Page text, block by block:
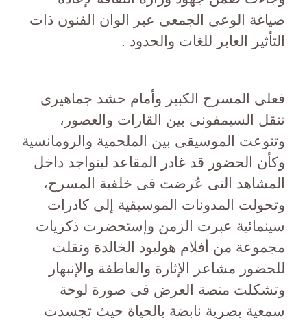
صياغة الوعى الجمعى عبر الوان الفنون ذات
التأثير العابر للغات والحدود .
فعلى المسرح الكبير وأمام حشد جماهيرى
تنقل السيمفونى بين القارات والعصور،
وتنوعت الموسيقى بين الملحمية والرومانسية
وكأن الحضور قد غادر المقاعد ليتواجد داخل
المشاهد التى عُرضت فى خلفية المسرح،
وتحولت المدونات الموسيقية إلى كادرات
سينمائية عبرت الزمن وإستحضرت ذكريات
مجموعة من أفلام هوليود الخالدة ونقلت
للحضور مشاعر الإثارة والعاطفة والإنبهار
وتشكلت منصة العرض فى صورة لوحة
سمعية بصرية نابضة بالحياة حيث تجسدت